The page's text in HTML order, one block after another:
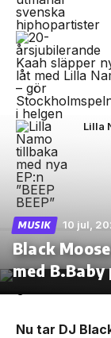
Lilla
MUSIK 10 jul,
Black
med
Nu tar DJ